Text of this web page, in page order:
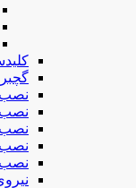
نصب
نصب
نصب